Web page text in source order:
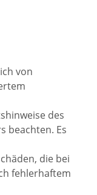
von
des
beachten. Es
die bei
fehlerhaftem